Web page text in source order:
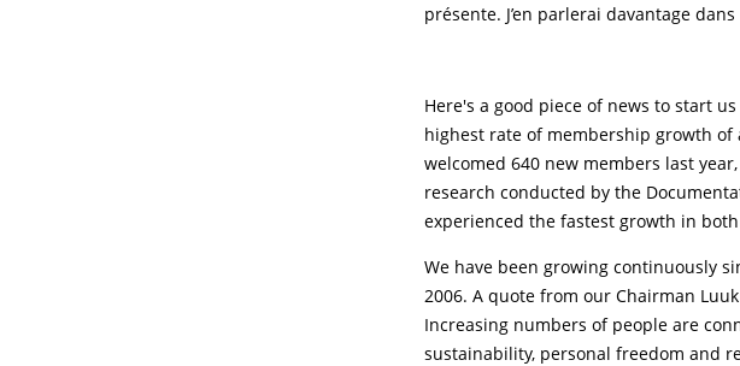
présente. J’en parlerai davantage
Here's a good piece of news to start
highest rate of membership growth
welcomed 640 new members last
research conducted by the
experienced the fastest growth in
We have been growing continuously
2006. A quote from our Chairman
Increasing numbers of people are
sustainability, personal freedom and